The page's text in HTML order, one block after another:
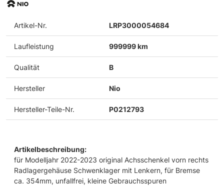
Artikel-Nr. LRP3000054684
Laufleistung 999999 km
Qualität B
Hersteller Nio
Hersteller-Teile-Nr. P0212793
Artikelbeschreibung:
für Modelljahr 2022-2023 original Achsschenkel vorn rechts
Radlagergehäuse Schwenklager mit Lenkern, für Bremse
ca. 354mm, unfallfrei, kleine Gebrauchsspuren